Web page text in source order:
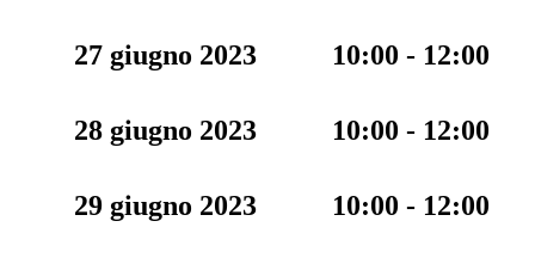
27 giugno 2023 10:00 - 12:00
28 giugno 2023 10:00 - 12:00
29 giugno 2023 10:00 - 12:00